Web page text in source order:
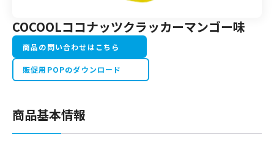
COCOOLココナッツクラッカーマンゴー味
商品の問い合わせはこちら
販促用POPのダウンロード
商品基本情報